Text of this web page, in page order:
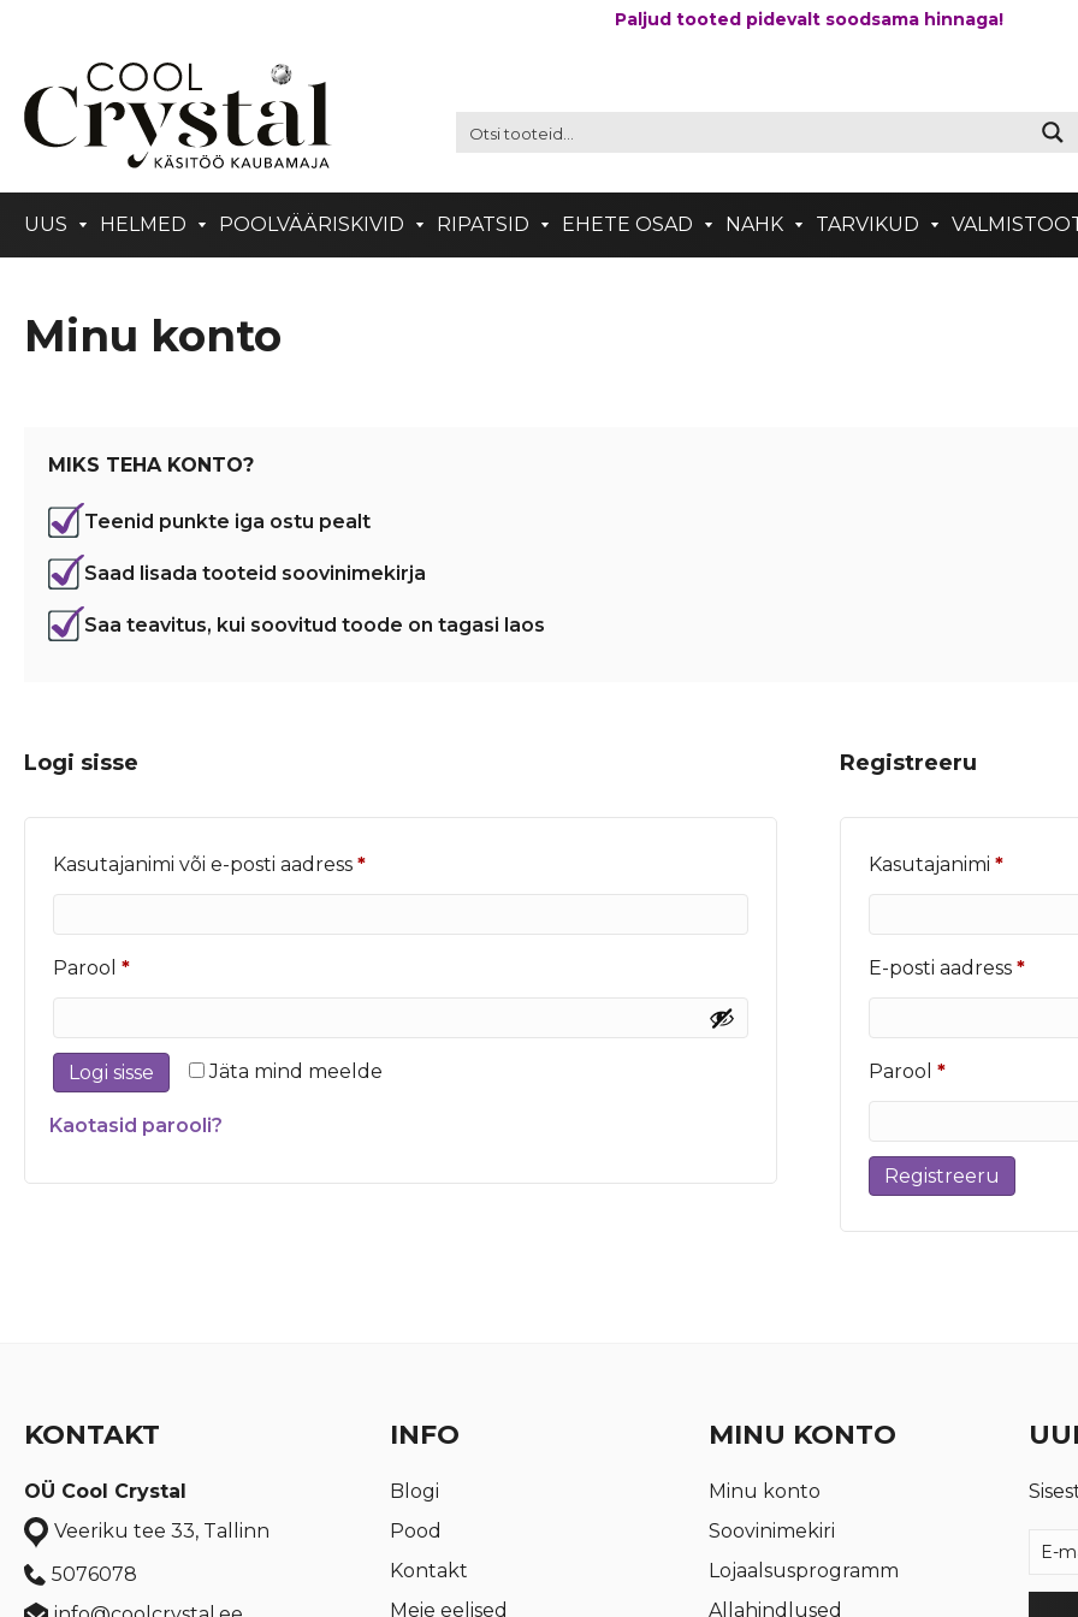
Paljud tooted pidevalt soodsama hinnaga!
UUS HELMED POOLVÄÄRISKIVID RIPATSID EHETE OSAD NAHK TARVIKUD
Minu konto
MIKS TEHA KONTO?
Teenid punkte iga ostu pealt
Saad lisada tooteid soovinimekirja
Saa teavitus, kui soovitud toode on tagasi laos
Logi sisse
Kasutajanimi või e-posti aadress *Nõutud
Parool *Nõutud
Jäta mind meelde
Logi sisse
Kaotasid parooli?
Registreeru
Kasutajanimi*
E-posti aadress*
Parool*Nõutud
Registreeru
KONTAKT
OÜ Cool Crystal
Veeriku tee 33, Tallinn
5076078
INFO
Blogi
Pood
Kontakt
Meie eelised
MINU KONTO
Minu konto
Soovinimekiri
Lojaalsusprogramm
Allahindlused